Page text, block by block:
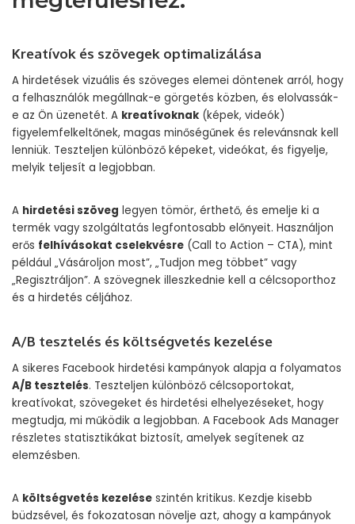
Kreatívok és szövegek optimalizálása
A hirdetések vizuális és szöveges elemei döntenek arról, hogy
a felhasználók megállnak-e görgetés közben, és elolvassák-
e az Ön üzenetét. A kreatívoknak (képek, videók)
figyelemfelkeltőnek, magas minőségűnek és relevánsnak kell
lenniük. Teszteljen különböző képeket, videókat, és figyelje,
melyik teljesít a legjobban.
A hirdetési szöveg legyen tömör, érthető, és emelje ki a
termék vagy szolgáltatás legfontosabb előnyeit. Használjon
erős felhívásokat cselekvésre (Call to Action – CTA), mint
például „Vásároljon most”, „Tudjon meg többet” vagy
„Regisztráljon”. A szövegnek illeszkednie kell a célcsoporthoz
és a hirdetés céljához.
A/B tesztelés és költségvetés kezelése
A sikeres Facebook hirdetési kampányok alapja a folyamatos
A/B tesztelés. Teszteljen különböző célcsoportokat,
kreatívokat, szövegeket és hirdetési elhelyezéseket, hogy
megtudja, mi működik a legjobban. A Facebook Ads Manager
részletes statisztikákat biztosít, amelyek segítenek az
elemzésben.
A költségvetés kezelése szintén kritikus. Kezdje kisebb
büdzsével, és fokozatosan növelje azt, ahogy a kampányok